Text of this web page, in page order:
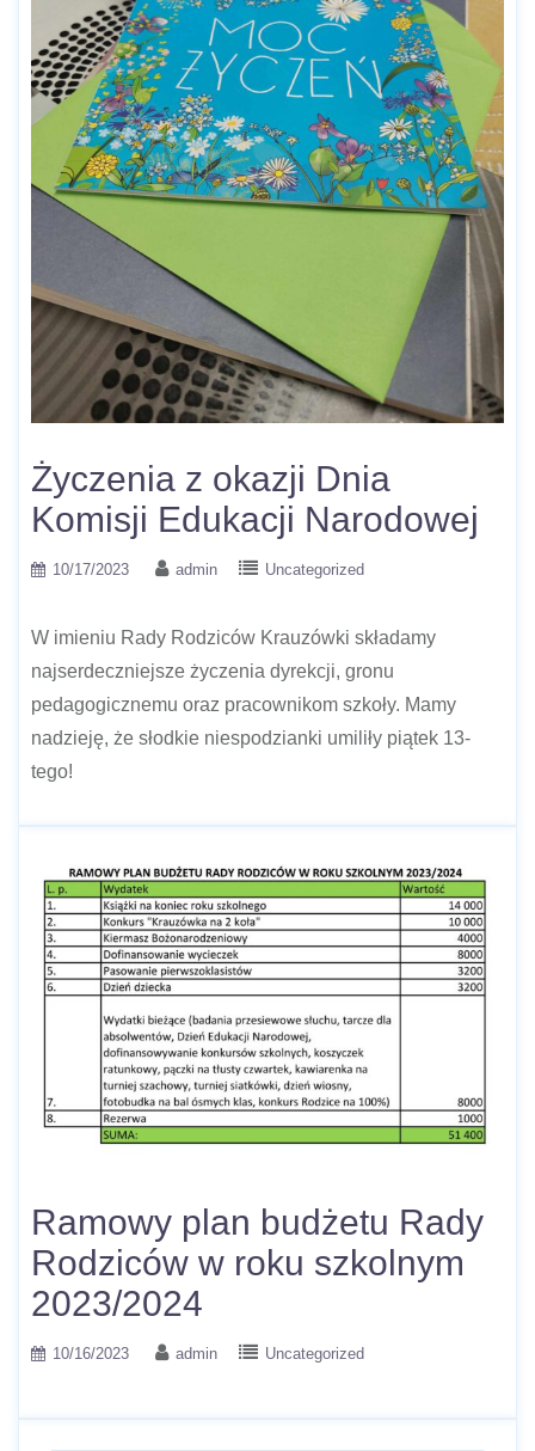
Życzenia z okazji Dnia
Komisji Edukacji Narodowej
10/17/2023 admin Uncategorized
W imieniu Rady Rodziców Krauzówki składamy
najserdeczniejsze życzenia dyrekcji, gronu
pedagogicznemu oraz pracownikom szkoły. Mamy
nadzieję, że słodkie niespodzianki umiliły piątek 13-
tego!
Ramowy plan budżetu Rady
Rodziców w roku szkolnym
2023/2024
10/16/2023 admin Uncategorized